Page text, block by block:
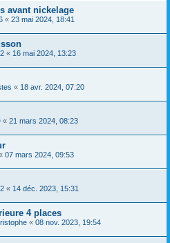
avant nickelage
« 23 mai 2024, 18:41
« 16 mai 2024, 13:23
« 18 avr. 2024, 07:20
« 21 mars 2024, 08:23
07 mars 2024, 09:53
« 14 déc. 2023, 15:31
4 places
« 08 nov. 2023, 19:54